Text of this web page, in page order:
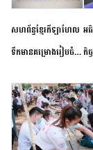
សហព័ន្ធខ្មែរកីឡាហែល
ទឹកមានគម្រោងរៀបចំ
កម្រិតបឋម ដល់ឧត្តម
សិក្សានាពេលខាងមុខ
អ
កិ
ខ
ន
កា